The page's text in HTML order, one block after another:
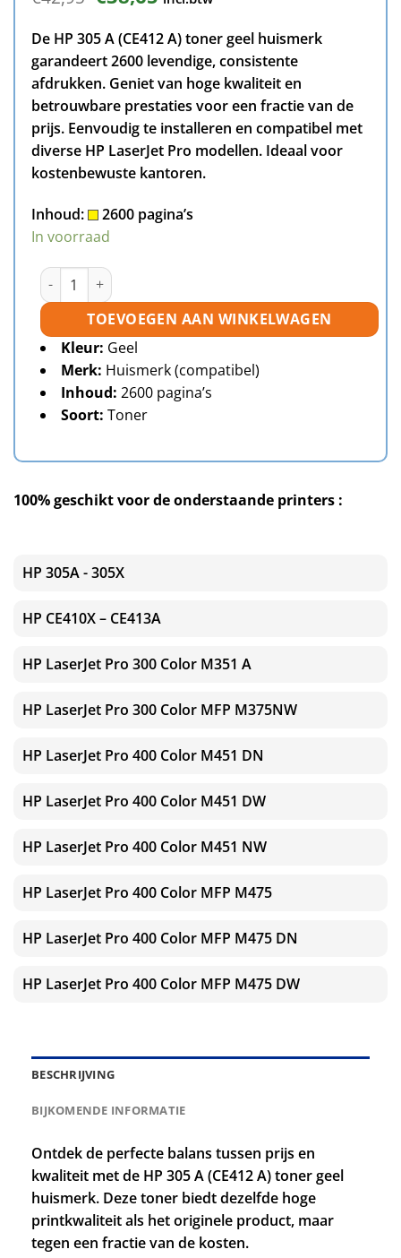
prijs
was:
€42,95.
prijs
is:
€38,65.
De HP 305 A (CE412 A) toner geel huismerk
garandeert 2600 levendige, consistente
afdrukken. Geniet van hoge kwaliteit en
betrouwbare prestaties voor een fractie van de
prijs. Eenvoudig te installeren en compatibel met
diverse HP LaserJet Pro modellen. Ideaal voor
kostenbewuste kantoren.
Inhoud:
2600 pagina’s
In voorraad
HP 305A (CE412A) toner geel huismerk aantal
TOEVOEGEN AAN WINKELWAGEN
Kleur: Geel
Merk: Huismerk (compatibel)
Inhoud: 2600 pagina’s
Soort: Toner
100% geschikt voor de onderstaande printers :
HP 305A - 305X
HP CE410X – CE413A
HP LaserJet Pro 300 Color M351 A
HP LaserJet Pro 300 Color MFP M375NW
HP LaserJet Pro 400 Color M451 DN
HP LaserJet Pro 400 Color M451 DW
HP LaserJet Pro 400 Color M451 NW
HP LaserJet Pro 400 Color MFP M475
HP LaserJet Pro 400 Color MFP M475 DN
HP LaserJet Pro 400 Color MFP M475 DW
BESCHRIJVING
BIJKOMENDE INFORMATIE
Ontdek de perfecte balans tussen prijs en
kwaliteit met de HP 305 A (CE412 A) toner geel
huismerk. Deze toner biedt dezelfde hoge
printkwaliteit als het originele product, maar
tegen een fractie van de kosten.